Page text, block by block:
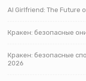
AI Girlfriend: The Future
Кракен: безопасные
Кракен: безопасные
2026